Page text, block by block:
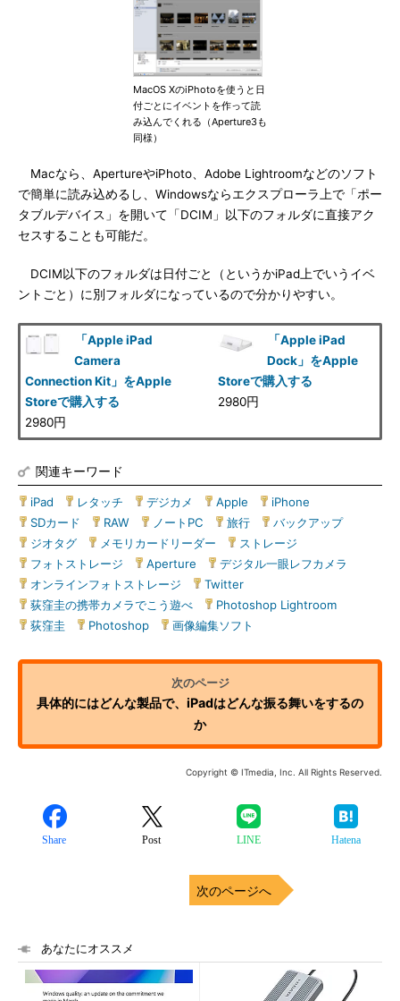
MacOS XのiPhotoを使うと日
付ごとにイベントを作って読
み込んでくれる（Aperture3も
同様）
Macなら、ApertureやiPhoto、Adobe Lightroomなどのソフト
で簡単に読み込めるし、Windowsならエクスプローラ上で「ポー
タブルデバイス」を開いて「DCIM」以下のフォルダに直接アク
セスすることも可能だ。
DCIM以下のフォルダは日付ごと（というかiPad上でいうイベ
ントごと）に別フォルダになっているので分かりやすい。
「Apple iPad
Camera
Connection Kit」をApple
Storeで購入する
2980円
「Apple iPad
Dock」をApple
Storeで購入する
2980円
関連キーワード
iPad レタッチ デジカメ Apple iPhone
SDカード
RAW ノートPC 旅行 バックアップ|
ジオタグ
メモリカードリーダー ストレージ
フォトストレージ
Aperture デジタル一眼レフカメラ
オンラインフォトストレージ
Twitter
荻窪圭の携帯カメラでこう遊べ
Photoshop Lightroom
荻窪圭
Photoshop 画像編集ソフト
具体的にはどんな製品で、iPadはどんな振る舞いをするの
か
Copyright © ITmedia, Inc. All Rights Reserved.
Share Post LINE Hatena
次のページへ
あなたにオススメ